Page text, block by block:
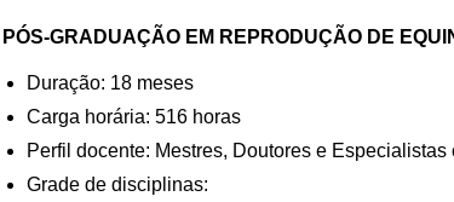
PÓS-GRADUAÇÃO EM REPRODUÇÃO DE
Duração: 18 meses
Carga horária: 516 horas
Perfil docente: Mestres, Doutores e
Grade de disciplinas: